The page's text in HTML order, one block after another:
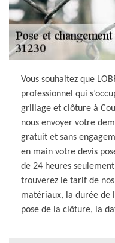
Vous souhaitez que
professionnel qui
grillage et clôture à
nous envoyer votre
gratuit et sans
en main votre devis
de 24 heures
trouverez le tarif de
matériaux, la durée de
pose de la clôture, la